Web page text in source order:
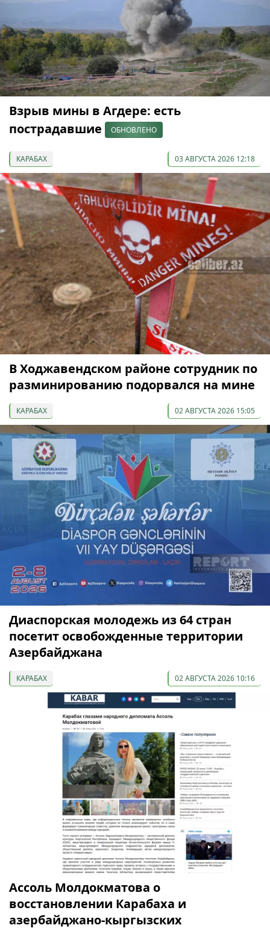
Взрыв мины в Агдере: есть
пострадавшие
ОБНОВЛЕНО
КАРАБАХ 03 АВГУСТА 2026 12:18
В Ходжавендском районе сотрудник по
разминированию подорвался на мине
КАРАБАХ 02 АВГУСТА 2026 15:05
Диаспорская молодежь из 64 стран
посетит освобожденные территории
Азербайджана
КАРАБАХ 02 АВГУСТА 2026 10:16
Ассоль Молдокматова о
восстановлении Карабаха и
азербайджано-кыргызских